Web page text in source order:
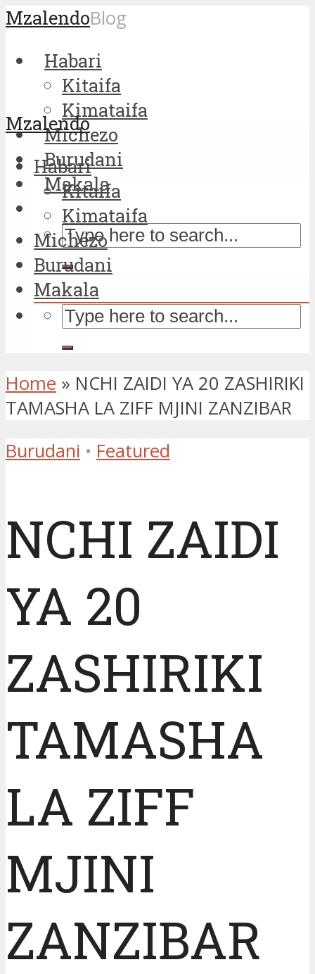
MzalendoBlog
Habari
Kitaifa
Kimataifa
Michezo
Burudani
Makala
Mzalendo
Habari
Kitaifa
Kimataifa
Michezo
Burudani
Makala
Home » NCHI ZAIDI YA 20 ZASHIRIKI
TAMASHA LA ZIFF MJINI ZANZIBAR
Burudani • Featured
NCHI ZAIDI
YA 20
ZASHIRIKI
TAMASHA
LA ZIFF
MJINI
ZANZIBAR